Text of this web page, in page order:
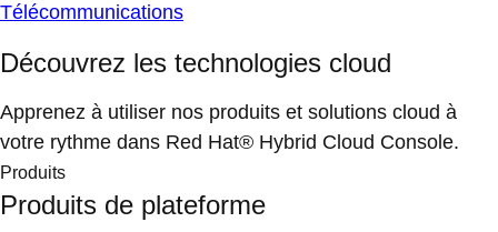
Télécommunications
Découvrez les technologies cloud
Apprenez à utiliser nos produits et solutions cloud à
votre rythme dans Red Hat® Hybrid Cloud Console.
Produits
Produits de plateforme